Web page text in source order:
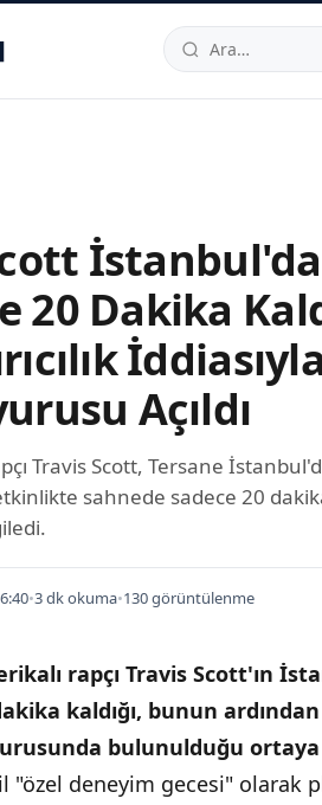
34520TRTelefon:
İstanbul'da
20 Dakika
İddiasıyla
Açıldı
Travis Scott, Tersane
sahnede sadece 20
•3 dk okuma•130 görüntülenme
rapçı Travis Scott'ın
kaldığı, bunun
bulunulduğu ortaya
"özel deneyim gecesi" olarak